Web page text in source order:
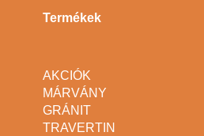
Termékek
AKCIÓK
MÁRVÁNY
GRÁNIT
TRAVERTIN